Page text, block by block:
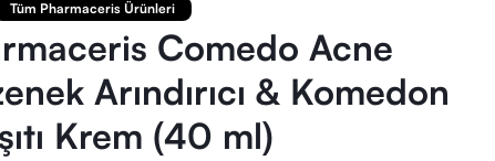
Tüm Pharmaceris Ürünleri
Comedo Acne
Arındırıcı & Komedon
Krem (40 ml)